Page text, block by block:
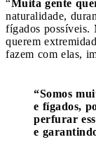
“ Muita gente
naturalidade,
fígados possíveis.
querem
fazem com elas,
“Somos
e fígados,
perfurar
e